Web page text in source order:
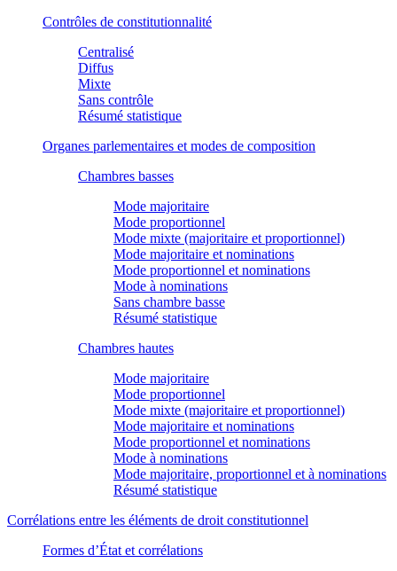
Contrôles de constitutionnalité
Centralisé
Diffus
Mixte
Sans contrôle
Résumé statistique
Organes parlementaires et modes de composition
Chambres basses
Mode majoritaire
Mode proportionnel
Mode mixte (majoritaire et proportionnel)
Mode majoritaire et nominations
Mode proportionnel et nominations
Mode à nominations
Sans chambre basse
Résumé statistique
Chambres hautes
Mode majoritaire
Mode proportionnel
Mode mixte (majoritaire et proportionnel)
Mode majoritaire et nominations
Mode proportionnel et nominations
Mode à nominations
Mode majoritaire, proportionnel et à nominations
Résumé statistique
Corrélations entre les éléments de droit constitutionnel
Formes d’État et corrélations